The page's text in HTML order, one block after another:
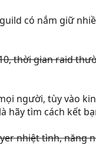
guild có nắm giữ
thời gian raid
người, tùy vào
hãy tìm cách kết
nhiệt tình, năng